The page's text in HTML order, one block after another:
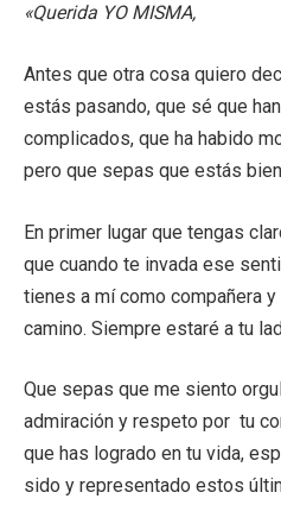
«Querida YO MISMA,
Antes que otra cosa quiero
estás pasando, que sé que
complicados, que ha habido
pero que sepas que estás
En primer lugar que tengas
que cuando te invada ese
tienes a mí como compañera
camino. Siempre estaré a tu
Que sepas que me siento
admiración y respeto por tu
que has logrado en tu vida,
sido y representado estos